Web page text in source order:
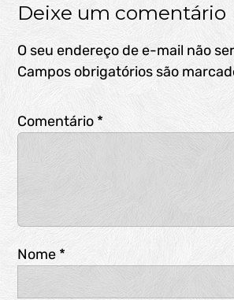
Deixe um comentário
O seu endereço de e-mail não
Campos obrigatórios são
Comentário *
Nome *